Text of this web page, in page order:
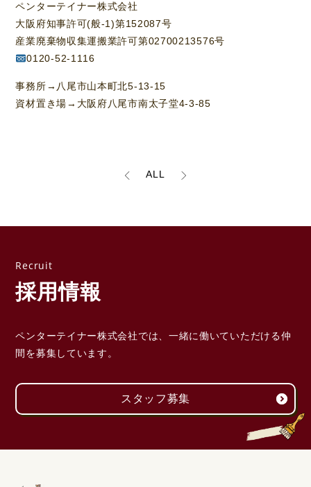
ペンターテイナー株式会社
大阪府知事許可(般-1)第152087号
産業廃棄物収集運搬業許可第02700213576号
0120-52-1116
事務所→八尾市山本町北5-13-15
資材置き場→大阪府八尾市南太子堂4-3-85
ALL
採用情報
ペンターテイナー株式会社では、一緒に働いていただける仲
間を募集しています。
スタッフ募集